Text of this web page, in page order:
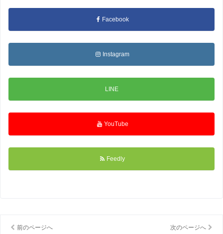
Facebook
Instagram
LINE
YouTube
Feedly
前のページへ 次のページへ